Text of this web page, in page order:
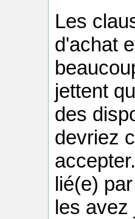
Les
d'achat
jettent
des
devriez
lié(e)
les avez